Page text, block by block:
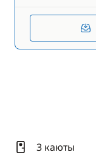
3 каюты